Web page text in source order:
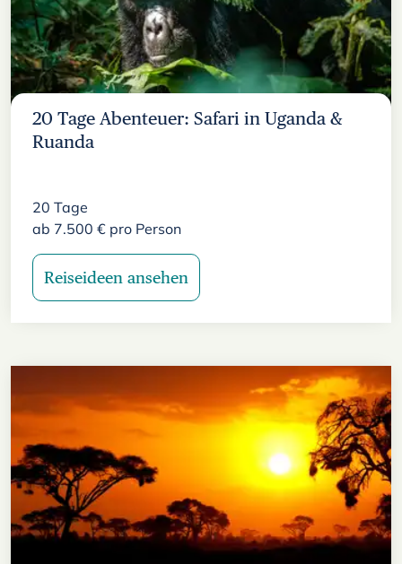
20 Tage Abenteuer: Safari in Uganda &
Ruanda
20 Tage
ab 7.500 € pro Person
Reiseideen ansehen